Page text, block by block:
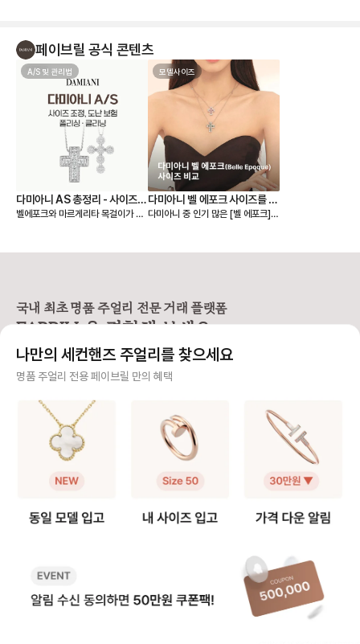
페이브릴 공식 콘텐츠
A/S 및 관리법
다미아니 AS 총정리 - 사이즈
조정, 폴리싱, 클리닝, 도난 보험
벨에포크와 마르게리타 목걸이가 시
보았어요. 📌 AS 접수 시 꼭 필요한
않아 보증서 확인이 필요해요.) - 보
증서가 없다면, 구매한 매장에서 ‘구
❶ 목걸이, 팔찌 수선 - 연장 → 1c
공임비) ❷ 반지 수선 - 구매 후 기간
2사이즈까지 가능, 이후에는 10만원
대의 비용 발생 - 단, 디자인 특성상
리사이징 불가 제품도 있어요. 예: 벨
에포크 릴 반지 (동그라미와 네모가
반복되는 패턴 디자인으로 리사이징
단, 섬세한 세팅이나 특정 소재는 비
용이 발생할 수 있음 (화이트골드 웨
제한될 수 있음 🛡️ 도난 보험 (3년 보
차별화된 서비스! 제품을 도난당했을
모델사이즈
다미아니 벨 에포크 사이즈를 비
교해보자!
다미아니 중 인기 많은 [벨 에포크]
나에게 찰떡인 사이즈를 고를 수 있
사이즈는 어떻게 다른가요? * xs 모
델: 14x12mm, 총 0.17캐럿 * 스
61캐럿 * 라지 모델: 28x23mm,
추천해주세요! [xs 모델] ✔️ 작고 얇
용으로 추천 [스몰 모델] ✔️ 데일리
단독 착용으로 딱 좋은 크기 ✔️ 옷
을 가리지 않고 활용도 높음 [미디엄
모델] ✔️ 선물용으로 가장 많이 선
난하게 어울림 ✔️ “다미아니 티 나
한 자리, 드레스업에 적합 ✔️ 큰 키
나 어깨가 넓은 체형에 잘 어울림
에 고민 중이라면 지금이 가장 저렴
국내 최초 명품 주얼리 전문 거래 플랫폼
FABRILL을 경험해 보세요.
사기 걱정 없는 안전 결제
니면 반환해 드려요.
주얼리 전문 이중 검수
주얼리 검수에 특화된 페이브릴 검수팀과 전문 감정사가 컨디션 및 정품 여부를 철저하고 꼼꼼하
게 확인해요.
주얼리 전문 지식을 토대로 사이즈, 가격대 등 주얼리를 거래하며 궁금할 수 있는 내용에 대한 밀
빠르고 확실한 물품 이동 과정
최적화된 검수 시스템으로 빠르고 효율적으로 물품이 이동될 뿐만 아니라, 이동 과정마다 알림톡
및 이미지로 확실하게 안내해 드려요.
나만의 세컨핸즈 주얼리를 찾으세요
명품 주얼리 전용 페이브릴 만의 혜택